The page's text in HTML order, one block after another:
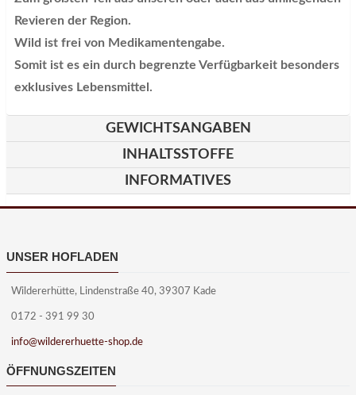
Revieren der Region.
Wild ist frei von Medikamentengabe.
Somit ist es ein durch begrenzte Verfügbarkeit besonders
exklusives Lebensmittel.
GEWICHTSANGABEN
INHALTSSTOFFE
INFORMATIVES
UNSER HOFLADEN
Wildererhütte, Lindenstraße 40, 39307 Kade
0172 - 391 99 30
info@wildererhuette-shop.de
ÖFFNUNGSZEITEN